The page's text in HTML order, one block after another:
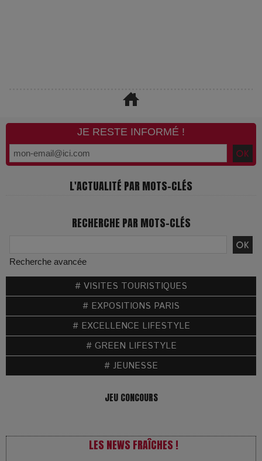
JE RESTE INFORMÉ !
L'ACTUALITÉ PAR MOTS-CLÉS
RECHERCHE PAR MOTS-CLÉS
Recherche avancée
# VISITES TOURISTIQUES
# EXPOSITIONS PARIS
# EXCELLENCE LIFESTYLE
# GREEN LIFESTYLE
# JEUNESSE
JEU CONCOURS
LES NEWS FRAÎCHES !
VivaTech 2026 : l’instant où l’opéra bascule dans l’ère des